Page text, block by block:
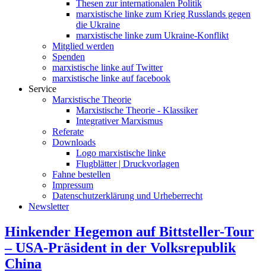
Thesen zur internationalen Politik
marxistische linke zum Krieg Russlands gegen
die Ukraine
marxistische linke zum Ukraine-Konflikt
Mitglied werden
Spenden
marxistische linke auf Twitter
marxistische linke auf facebook
Service
Marxistische Theorie
Marxistische Theorie - Klassiker
Integrativer Marxismus
Referate
Downloads
Logo marxistische linke
Flugblätter | Druckvorlagen
Fahne bestellen
Impressum
Datenschutzerklärung und Urheberrecht
Newsletter
Hinkender Hegemon auf Bittsteller-Tour
– USA-Präsident in der Volksrepublik
China